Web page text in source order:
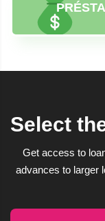
Select
Get access to
advances to larger